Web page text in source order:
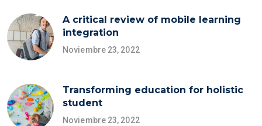
A critical review of mobile learning
integration
Noviembre 23, 2022
Transforming education for holistic
student
Noviembre 23, 2022